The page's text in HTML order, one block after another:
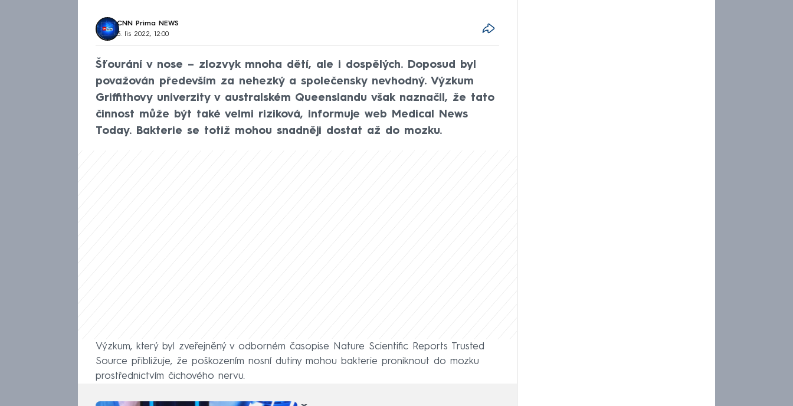
CNN Prima NEWS
5. lis 2022, 12:00
Šťourání v nose – zlozvyk mnoha dětí, ale i dospělých. Doposud byl
považován především za nehezký a společensky nevhodný. Výzkum
Griffithovy univerzity v australském Queenslandu však naznačil, že tato
činnost může být také velmi riziková, informuje web Medical News
Today. Bakterie se totiž mohou snadněji dostat až do mozku.
Výzkum, který byl zveřejněný v odborném časopise Nature Scientific Reports Trusted
Source přibližuje, že poškozením nosní dutiny mohou bakterie proniknout do mozku
prostřednictvím čichového nervu.